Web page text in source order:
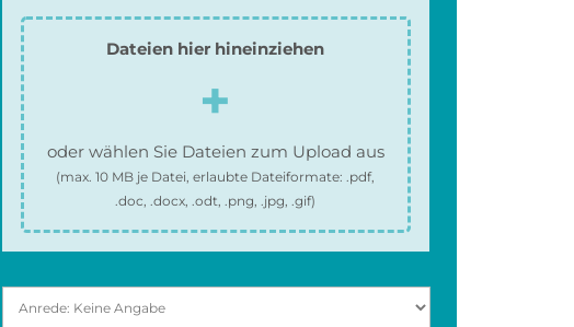
Dateien hier hineinziehen
oder wählen Sie Dateien zum Upload aus
(max.10 MB je Datei, erlaubte Dateiformate:.pdf,
.doc, .docx, .odt, .png, .jpg, .gif)